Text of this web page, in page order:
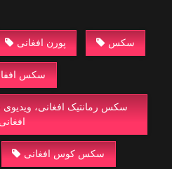
پورن افغانی سکس
سکس
سکس رمانتیک افغانی،
افغانی
سکس کوس افغانی